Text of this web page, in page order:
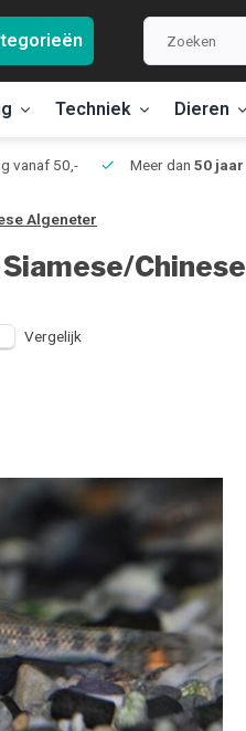
Techniek Dieren
vanaf 50,- Meer dan 50 jaar
Algeneter
Chinese
Vergelijk